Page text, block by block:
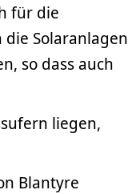
für die
Solaranlagen
so dass auch
liegen,
Blantyre